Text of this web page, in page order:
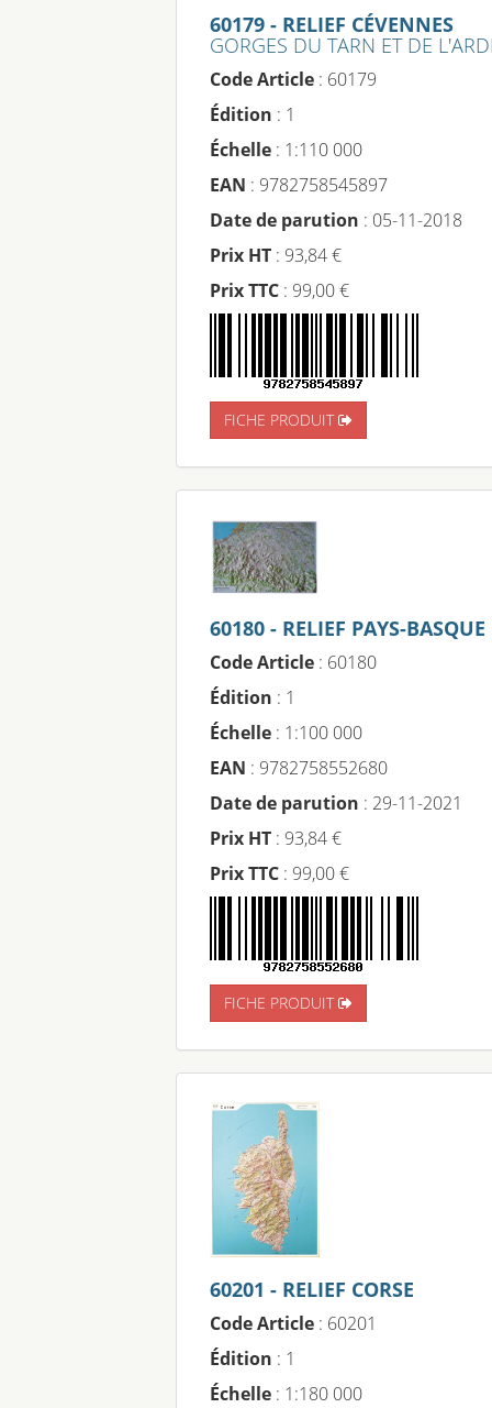
60179 - RELIEF CÉVENNES
GORGES DU TARN ET DE
Code Article : 60179
Édition : 1
Échelle : 1:110 000
EAN : 9782758545897
Date de parution : 05-11-2018
Prix HT : 93,84 €
Prix TTC : 99,00 €
FICHE PRODUIT
60180 - RELIEF PAYS-BASQUE
Code Article : 60180
Édition : 1
Échelle : 1:100 000
EAN : 9782758552680
Date de parution : 29-11-2021
Prix HT : 93,84 €
Prix TTC : 99,00 €
FICHE PRODUIT
60201 - RELIEF CORSE
Code Article : 60201
Édition : 1
Échelle : 1:180 000